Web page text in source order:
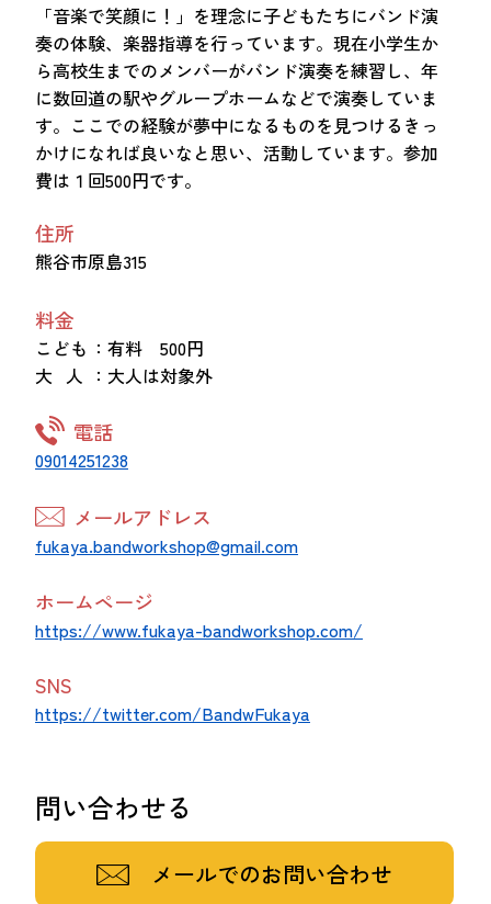
新着情報 音声読み上げ
会員登録
お問い合わせ
「音楽で笑顔に！」を理念に子どもたちにバンド演
奏の体験、楽器指導を行っています。現在小学生か
ら高校生までのメンバーがバンド演奏を練習し、年
に数回道の駅やグループホームなどで演奏していま
す。ここでの経験が夢中になるものを見つけるきっ
かけになれば良いなと思い、活動しています。参加
費は１回500円です。
住所
熊谷市原島315
料金
こども ：有料 500円
大 人 ：大人は対象外
電話
09014251238
メールアドレス
fukaya.bandworkshop@gmail.com
ホームページ
https://www.fukaya-bandworkshop.com/
SNS
https://twitter.com/BandwFukaya
問い合わせる
メールでのお問い合わせ